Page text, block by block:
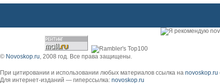
© Novoskop.ru, 2008 год. Все права защищены.
При цитировании и использовании любых материалов ссылка на novoskop.ru
Для интернет-изданий — гиперссылка: novoskop.ru